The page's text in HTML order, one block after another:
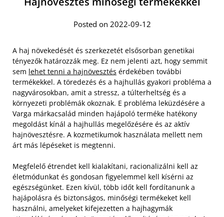
Posted on 2022-09-12
A haj növekedését és szerkezetét elsősorban genetikai
tényezők határozzák meg. Ez nem jelenti azt, hogy semmit
sem lehet tenni a hajnövesztés érdekében további
termékekkel. A töredezés és a hajhullás gyakori probléma a
nagyvárosokban, amit a stressz, a túlterheltség és a
környezeti problémák okoznak. E probléma leküzdésére a
Varga márkacsalád minden hajápoló terméke hatékony
megoldást kínál a hajhullás megelőzésére és az aktív
hajnövesztésre. A kozmetikumok használata mellett nem
árt más lépéseket is megtenni.
Megfelelő étrendet kell kialakítani, racionalizálni kell az
életmódunkat és gondosan figyelemmel kell kísérni az
egészségünket. Ezen kívül, több időt kell fordítanunk a
hajápolásra és biztonságos, minőségi termékeket kell
használni, amelyeket kifejezetten a hajhagymák